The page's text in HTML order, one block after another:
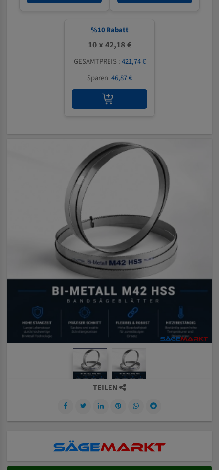
%10 Rabatt
10 x 42,18 €
GESAMTPREIS :421,74 €
Sparen:46,87 €
TEILEN